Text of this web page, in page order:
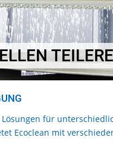
für
Ecoclean mit